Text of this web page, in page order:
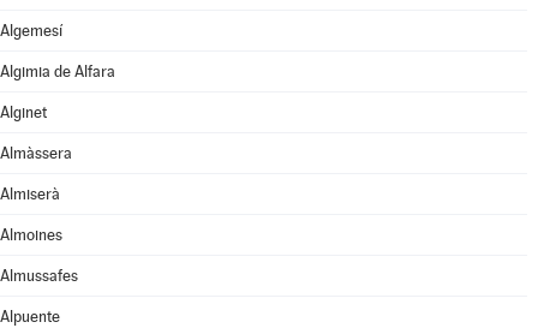
Algemesí
Algimia de Alfara
Alginet
Almàssera
Almiserà
Almoines
Almussafes
Alpuente